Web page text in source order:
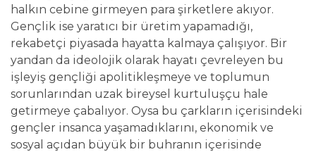
halkın cebine girmeyen para şirketlere akıyor.
Gençlik ise yaratıcı bir üretim yapamadığı,
rekabetçi piyasada hayatta kalmaya çalışıyor. Bir
yandan da ideolojik olarak hayatı çevreleyen bu
işleyiş gençliği apolitikleşmeye ve toplumun
sorunlarından uzak bireysel kurtuluşçu hale
getirmeye çabalıyor. Oysa bu çarkların içerisindeki
gençler insanca yaşamadıklarını, ekonomik ve
sosyal açıdan büyük bir buhranın içerisinde